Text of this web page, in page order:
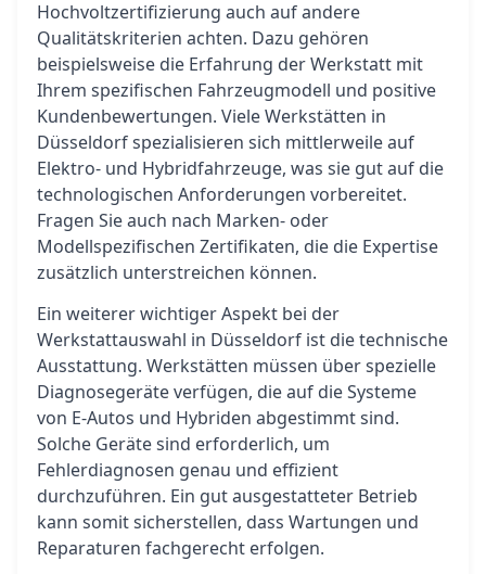
Hochvoltzertifizierung auch auf andere
Qualitätskriterien achten. Dazu gehören
beispielsweise die Erfahrung der Werkstatt mit
Ihrem spezifischen Fahrzeugmodell und positive
Kundenbewertungen. Viele Werkstätten in
Düsseldorf spezialisieren sich mittlerweile auf
Elektro- und Hybridfahrzeuge, was sie gut auf die
technologischen Anforderungen vorbereitet.
Fragen Sie auch nach Marken- oder
Modellspezifischen Zertifikaten, die die Expertise
zusätzlich unterstreichen können.
Ein weiterer wichtiger Aspekt bei der
Werkstattauswahl in Düsseldorf ist die technische
Ausstattung. Werkstätten müssen über spezielle
Diagnosegeräte verfügen, die auf die Systeme
von E-Autos und Hybriden abgestimmt sind.
Solche Geräte sind erforderlich, um
Fehlerdiagnosen genau und effizient
durchzuführen. Ein gut ausgestatteter Betrieb
kann somit sicherstellen, dass Wartungen und
Reparaturen fachgerecht erfolgen.